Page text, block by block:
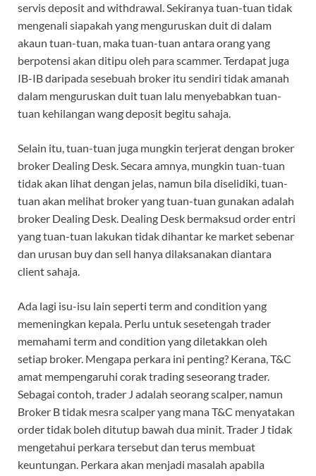
servis deposit and withdrawal. Sekiranya tuan-tuan tidak
mengenali siapakah yang menguruskan duit di dalam
akaun tuan-tuan, maka tuan-tuan antara orang yang
berpotensi akan ditipu oleh para scammer. Terdapat juga
IB-IB daripada sesebuah broker itu sendiri tidak amanah
dalam menguruskan duit tuan lalu menyebabkan tuan-
tuan kehilangan wang deposit begitu sahaja.
Selain itu, tuan-tuan juga mungkin terjerat dengan broker
broker Dealing Desk. Secara amnya, mungkin tuan-tuan
tidak akan lihat dengan jelas, namun bila diselidiki, tuan-
tuan akan melihat broker yang tuan-tuan gunakan adalah
broker Dealing Desk. Dealing Desk bermaksud order entri
yang tuan-tuan lakukan tidak dihantar ke market sebenar
dan urusan buy dan sell hanya dilaksanakan diantara
client sahaja.
Ada lagi isu-isu lain seperti term and condition yang
memeningkan kepala. Perlu untuk sesetengah trader
memahami term and condition yang diletakkan oleh
setiap broker. Mengapa perkara ini penting? Kerana, T&C
amat mempengaruhi corak trading seseorang trader.
Sebagai contoh, trader J adalah seorang scalper, namun
Broker B tidak mesra scalper yang mana T&C menyatakan
order tidak boleh ditutup bawah dua minit. Trader J tidak
mengetahui perkara tersebut dan terus membuat
keuntungan. Perkara akan menjadi masalah apabila